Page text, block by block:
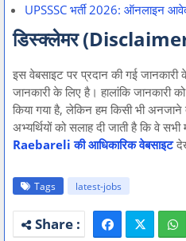
UPSSSC भर्ती 2026: ऑनलाइन
डिस्क्लेमर
इस वेबसाइट पर प्रदान की गई जानकारी
जानकारी के लिए है। हालांकि जानकारी
किया गया है, लेकिन हम किसी भी अनजाने
अभ्यर्थियों को सलाह दी जाती है कि वे सभी
Raebareli की आधिकारिक वेबसाइट
Tags latest-jobs